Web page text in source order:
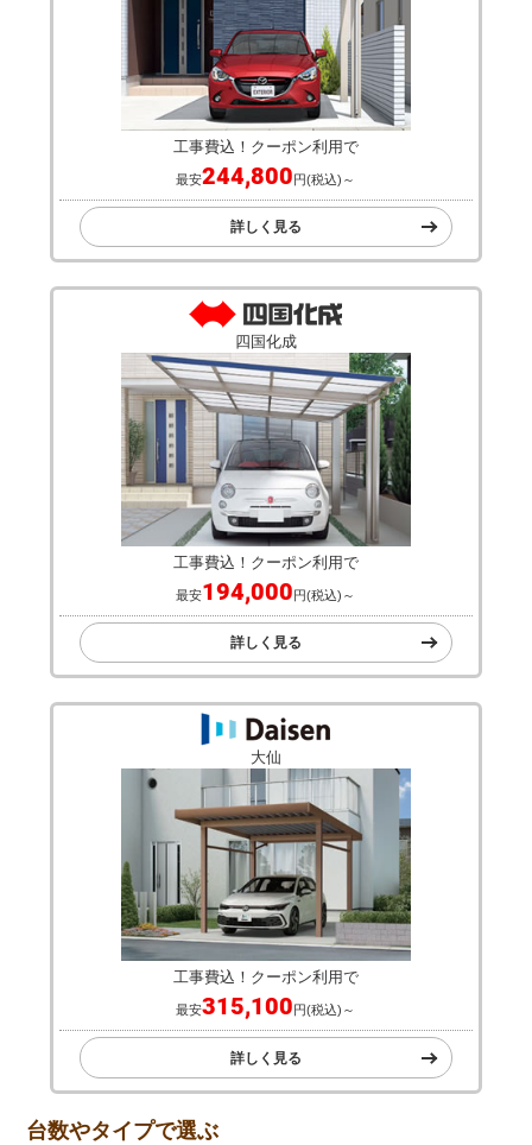
工事費込！クーポン利用で
最安244,800円(税込)～
詳しく見る
四国化成
工事費込！クーポン利用で
最安194,000円(税込)～
詳しく見る
大仙
工事費込！クーポン利用で
最安315,100 円(税込)～
詳しく見る
台数やタイプで選ぶ